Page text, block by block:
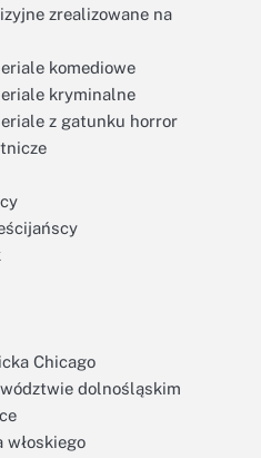
zrealizowane na
komediowe
kryminalne
z gatunku horror
Chicago
dolnośląskim